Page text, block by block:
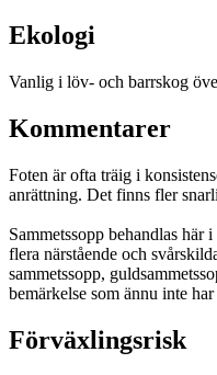
Ekologi
Vanlig i löv- och barrskog
Kommentarer
Foten är ofta träig i
anrättning. Det finns fler
Sammetssopp behandlas här
flera närstående och
sammetssopp,
bemärkelse som ännu inte
Förväxlingsrisk